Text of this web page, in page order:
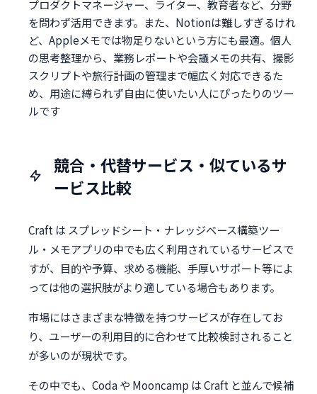
プロダクトマネージャー、ライター、教育者など、分野
を問わず活用できます。また、Notionは難しすぎるけれ
ど、Appleメモでは物足りないという方にも最適。個人
の思考整理から、業務レポートや会議メモの共有、撮影
スクリプトや旅行計画の管理まで幅広く対応できるた
め、用途に縛られず自由に使いたい人にぴったりのツー
ルです
競合・代替サービス・似ているサ
ービス比較
Craft は スプレッドシート・ナレッジベース構築ツー
ル・メモアプリの中でも広く利用されているサービスで
すが、目的や予算、求める機能、手厚いサポート等によ
っては他の選択肢がより適している場合もあります。
市場にはさまざまな特徴を持つサービスが存在してお
り、ユーザーの利用目的に合わせて比較検討されること
が多いのが現状です。
その中でも、Coda や Mooncamp は Craft と並んで候補